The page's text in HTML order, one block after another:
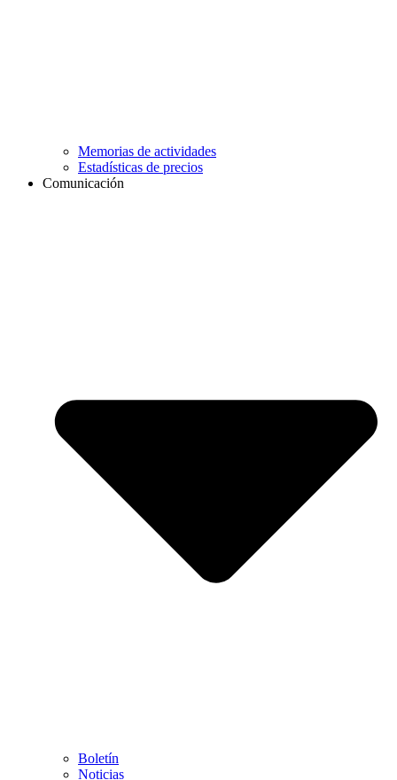
Memorias de actividades
Estadísticas de precios
Comunicación
Boletín
Noticias